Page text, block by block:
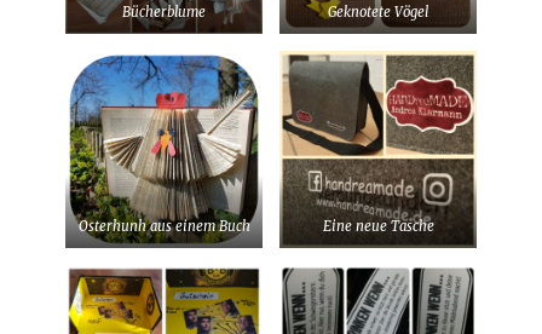
Bücherblume
Geknotete Vögel
Osterhunh aus einem Buch Eine neue Tasche